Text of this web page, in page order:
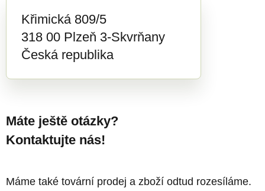
Křimická 809/5
318 00 Plzeň 3-Skvrňany
Česká republika
Máte ještě otázky?
Kontaktujte nás!
Máme také tovární prodej a zboží odtud rozesíláme.